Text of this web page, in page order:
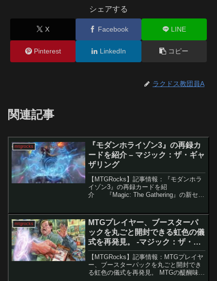
シェアする
X Facebook LINE
Pinterest LinkedIn コピー
ラクドス教団員A
関連記事
mtgrocks
『モダンホライゾン3』の再録カ
ードを紹介 – マジック：ザ・ギャ
ザリング
【MTGRocks】記事情報：『モダンホラ
イゾン3』の再録カードを紹
介 『Magic: The Gathering』の新セッ
りました。多くのカードが新規で...
mtgrocks
MTGプレイヤー、ブースターパ
ックを丸ごと開封できる虹色の儀
式を再発見。 -マジック：ザ・ギ
ャザリング
【MTGRocks】記事情報：MTGプレイヤ
ー、ブースターパックを丸ごと開封でき
る虹色の儀式を再発見。 MTGの醍醐味の